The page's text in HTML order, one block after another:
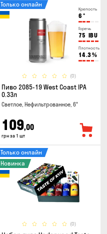
Крепость
6 °
Горечь
75 IBU
Плотность
14.3%
(0)
Только онлайн
Пиво 2085-19 West Coast IPA
0.33л
Светлое, Нефильтрованное, 6°
109,00
грн за 1 шт
(0)
Только онлайн
Новинка